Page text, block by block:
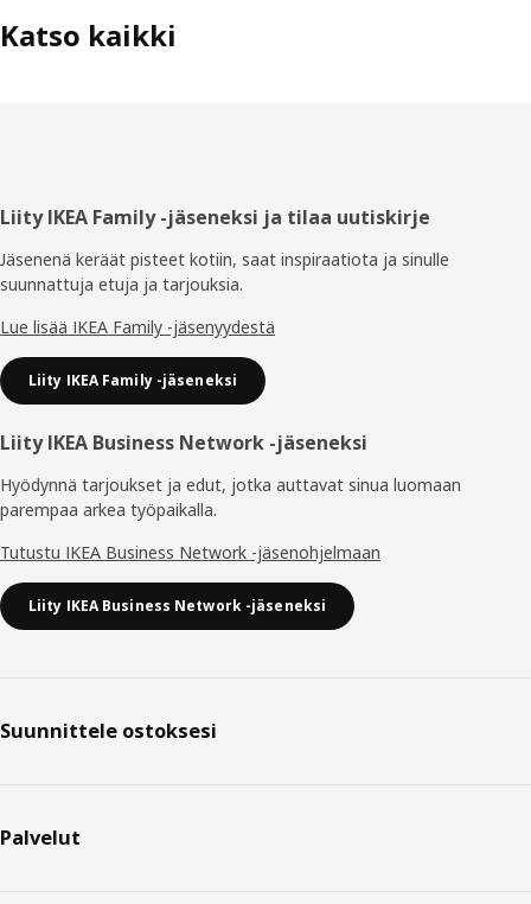
Katso kaikki
Alatunniste
Liity IKEA Family -jäseneksi ja tilaa uutiskirje
Jäsenenä keräät pisteet kotiin, saat inspiraatiota ja sinulle
suunnattuja etuja ja tarjouksia.​
Lue lisää IKEA Family -jäsenyydestä
Liity IKEA Family -jäseneksi
Liity IKEA Business Network -jäseneksi
Hyödynnä tarjoukset ja edut, jotka auttavat sinua luomaan
parempaa arkea työpaikalla.
Tutustu IKEA Business Network -jäsenohjelmaan
Liity IKEA Business Network -jäseneksi
Suunnittele ostoksesi
Palvelut